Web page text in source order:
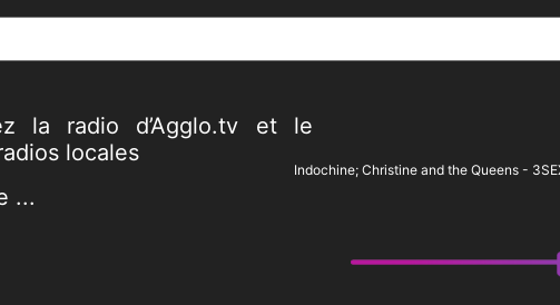
[()]
la radio d’Agglo.tv et le
locales
...
Indochine; Christine and the Queens -